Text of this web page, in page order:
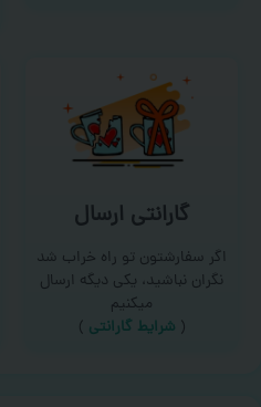
گارانتی ارسال
اگر سفارشتون تو راه خراب شد
نگران نباشید، یکی دیگه ارسال
میکنیم
( شرایط گارانتی )